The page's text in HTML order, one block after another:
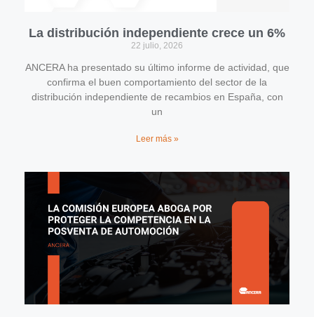
La distribución independiente crece un 6%
22 julio, 2026
ANCERA ha presentado su último informe de actividad, que
confirma el buen comportamiento del sector de la
distribución independiente de recambios en España, con
un
Leer más »